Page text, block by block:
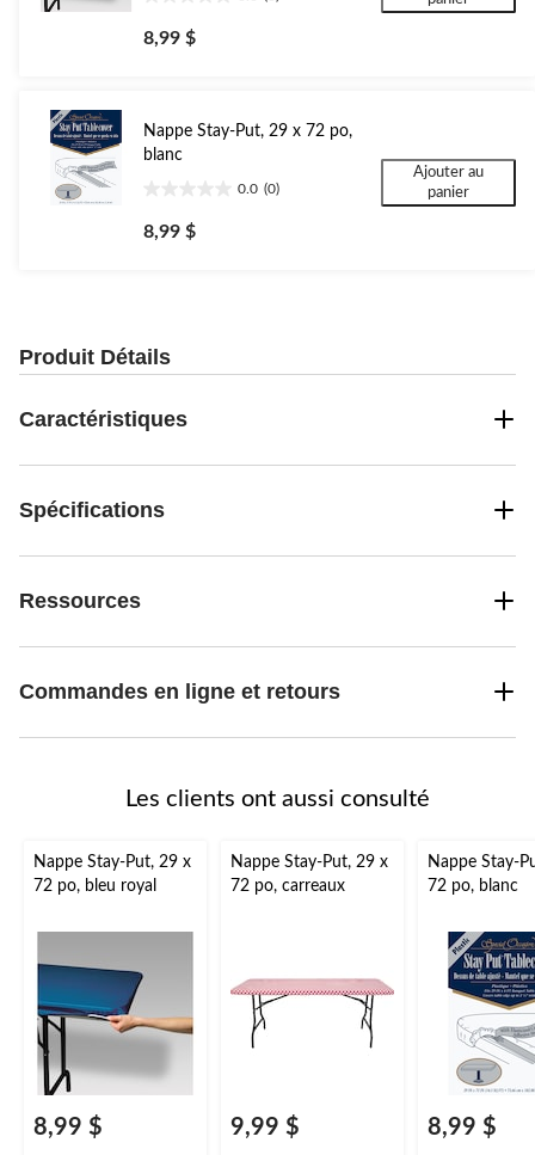
étoile(s)
sur
8,99 $
Nappe Stay-Put, 29 x 72 po,
blanc
0.0 (0)
étoile(s)
sur
8,99 $
Ajouter au
panier
Produit Détails
Caractéristiques
Spécifications
Ressources
Commandes en ligne et retours
Les clients ont aussi consulté
Nappe Stay-Put, 29 x
72 po, bleu royal
8,99 $
Nappe Stay-Put, 29 x
72 po, carreaux
9,99 $
Nappe Stay-
72 po, blanc
8,99 $